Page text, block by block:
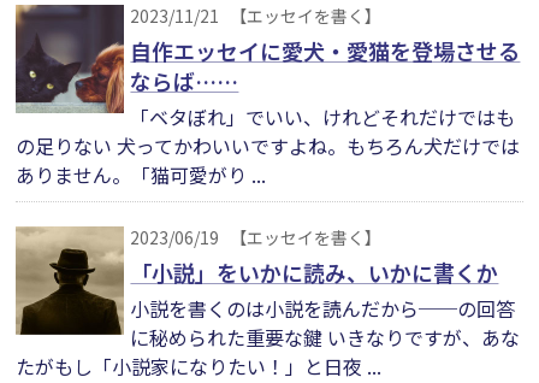
2023/11/21 【エッセイを書く】
自作エッセイに愛犬・愛猫を登場させる
ならば……
「ベタぼれ」でいい、けれどそれだけではも
の足りない 犬ってかわいいですよね。もちろん犬だけでは
ありません。「猫可愛がり ...
2023/06/19 【エッセイを書く】
「小説」をいかに読み、いかに書くか
小説を書くのは小説を読んだから──の回答
に秘められた重要な鍵 いきなりですが、あな
たがもし「小説家になりたい！」と日夜 ...